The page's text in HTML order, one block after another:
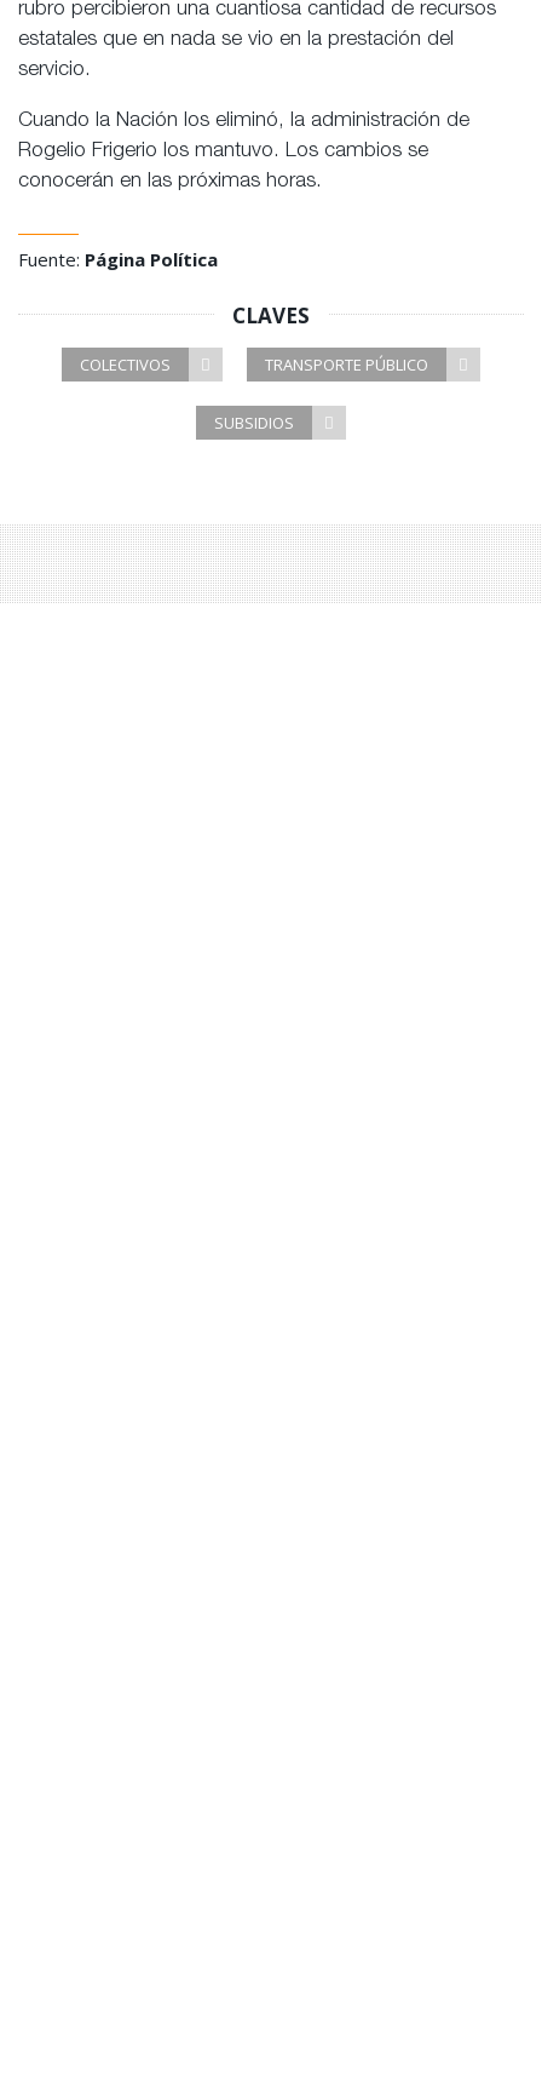
rubro percibieron una cuantiosa cantidad de recursos
estatales que en nada se vio en la prestación del
servicio.
Cuando la Nación los eliminó, la administración de
Rogelio Frigerio los mantuvo. Los cambios se
conocerán en las próximas horas.
Fuente: Página Política
CLAVES
COLECTIVOS TRANSPORTE PÚBLICO
SUBSIDIOS